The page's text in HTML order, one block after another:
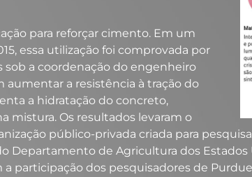
para reforçar cimento. Em um
essa utilização foi comprovada por
sob a coordenação do engenheiro
a resistência à tração do
a hidratação do concreto,
mistura. Os resultados levaram o
público-privada criada para
de Agricultura dos Estados
participação dos pesquisadores de